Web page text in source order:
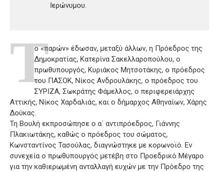
Ιερώνυμου.
Το «παρών» έδωσαν, μεταξύ άλλων, η Πρόεδρος της
Δημοκρατίας, Κατερίνα Σακελλαροπούλου, ο
πρωθυπουργός, Κυριάκος Μητσοτάκης, ο πρόεδρος
του ΠΑΣΟΚ, Νίκος Ανδρουλάκης, ο πρόεδρος του
ΣΥΡΙΖΑ, Σωκράτης Φάμελλος, ο περιφερειάρχης
Αττικής, Νίκος Χαρδαλιάς, και ο δήμαρχος Αθηναίων, Χάρης
Δούκας.
Τη Βουλή εκπροσώπησε ο α΄ αντιπρόεδρος, Γιάννης
Πλακιωτάκης, καθώς ο πρόεδρος του σώματος,
Κωνσταντίνος Τασούλας, διαγνώστηκε με κορωνοϊό. Εν
συνεχεία ο πρωθυπουργός μετέβη στο Προεδρικό Μέγαρο
για την καθιερωμένη ανταλλαγή ευχών με την Πρόεδρο της